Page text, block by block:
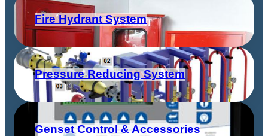
Fire Hydrant System
Pressure Reducing System
Genset Control & Accessories